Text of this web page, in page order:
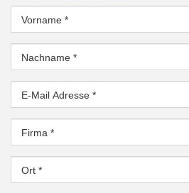
Vorname *
Nachname *
E-Mail Adresse *
Firma *
Ort *